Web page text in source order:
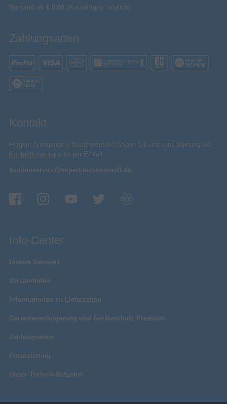
Versand ab € 0,00 (Ausnahmen möglich)
Zahlungsarten
Kontakt
Fragen, Anregungen, Beschwerden? Sagen Sie uns Ihre Meinung via
Kontaktformular oder per E-Mail:
kundenservice@expert-technomarkt.de
Info-Center
Unsere Services
Versandinfos
Informationen zu Lieferzeiten
Garantieverlängerung und Geräteschutz Premium
Zahlungsarten
Finanzierung
Unser Technik-Ratgeber